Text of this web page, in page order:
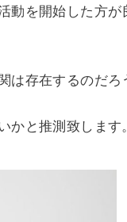
動を開始した方が
は存在するのだろ
かと推測致します